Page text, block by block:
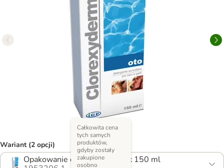
Wariant (2 opcji)
Opakowanie ekonomiczne: 2 x 150 ml
Całkowita cena
tych samych
produktów,
gdyby zostały
zakupione
osobno